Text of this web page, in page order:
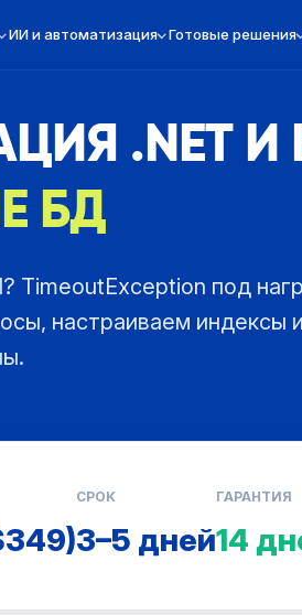
ИИ и автоматизация Готовые решения
.NET И
БД
TimeoutException под
настраиваем индексы
СРОК
3–5 дней
ГАРАНТИЯ
14